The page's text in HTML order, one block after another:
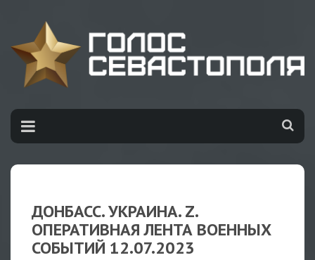
ДОНБАСС. УКРАИНА. Z.
ОПЕРАТИВНАЯ ЛЕНТА ВОЕННЫХ
СОБЫТИЙ 12.07.2023